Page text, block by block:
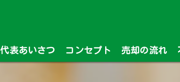
代表あいさつ コンセプト 売却の流れ